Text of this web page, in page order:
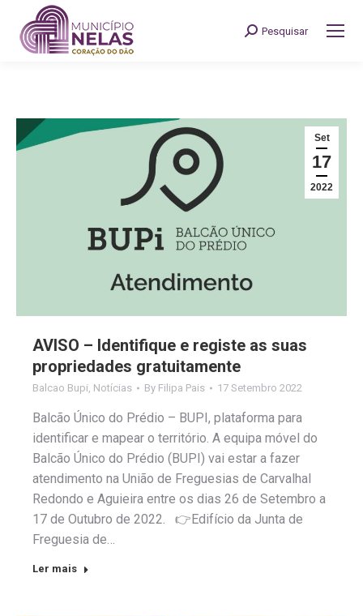
Search:
Pesquisar
Set
17
2022
AVISO – Identifique e registe as suas
propriedades gratuitamente
Balcao Bupi, Notícias By Filipa Pais 17 Setembro 2022
Balcão Único do Prédio – BUPI, plataforma para
identificar e mapear o território. A equipa móvel do
Balcão Único do Prédio (BUPI) vai estar a fazer
atendimento na União de Freguesias de Carvalhal
Redondo e Aguieira entre os dias 26 de Setembro a
17 de Outubro de 2022. 👉Edifício da Junta de
Freguesia de…
Ler mais